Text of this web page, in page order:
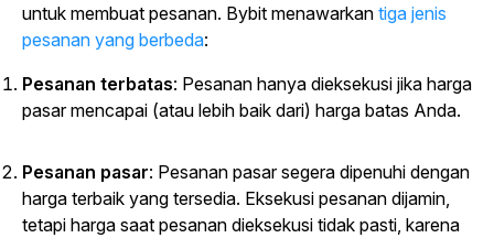
untuk membuat pesanan. Bybit menawarkan tiga jenis
pesanan yang berbeda:
Pesanan terbatas: Pesanan hanya dieksekusi jika harga
pasar mencapai (atau lebih baik dari) harga batas Anda.
Pesanan pasar: Pesanan pasar segera dipenuhi dengan
harga terbaik yang tersedia. Eksekusi pesanan dijamin,
tetapi harga saat pesanan dieksekusi tidak pasti, karena